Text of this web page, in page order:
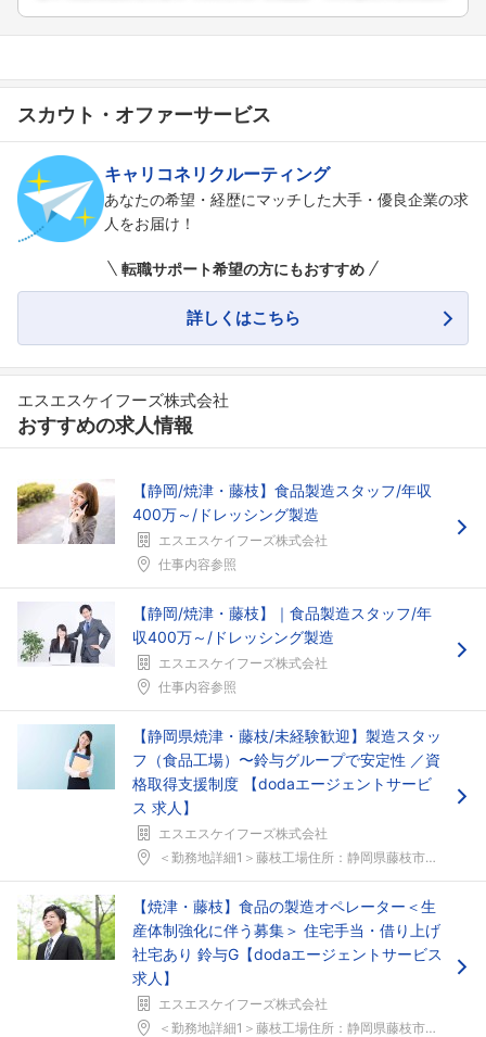
フォローしました
スカウト・オファーサービス
キャリコネリクルーティング
あなたの希望・経歴にマッチした大手・優良企業の求
人をお届け！
転職サポート希望の方にもおすすめ
詳しくはこちら
エスエスケイフーズ株式会社
おすすめの求人情報
【静岡/焼津・藤枝】食品製造スタッフ/年収
400万～/ドレッシング製造
エスエスケイフーズ株式会社
仕事内容参照
【静岡/焼津・藤枝】｜食品製造スタッフ/年
収400万～/ドレッシング製造
エスエスケイフーズ株式会社
仕事内容参照
【静岡県焼津・藤枝/未経験歓迎】製造スタッ
フ（食品工場）〜鈴与グループで安定性 ／資
格取得支援制度 【dodaエージェントサービ
ス 求人】
エスエスケイフーズ株式会社
＜勤務地詳細1＞藤枝工場住所：静岡県藤枝市藤枝市高...
【焼津・藤枝】食品の製造オペレーター＜生
産体制強化に伴う募集＞ 住宅手当・借り上げ
社宅あり 鈴与G【dodaエージェントサービス
求人】
エスエスケイフーズ株式会社
＜勤務地詳細1＞藤枝工場住所：静岡県藤枝市藤枝市高...